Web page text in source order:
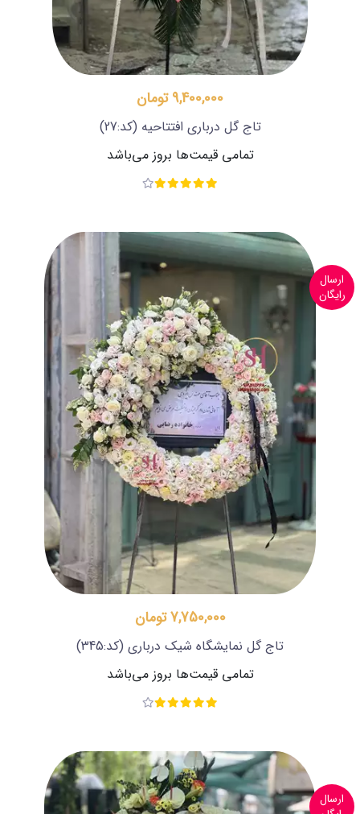
9,400,000 تومان
تاج گل درباری افتتاحیه (کد:27)
تمامی قیمت‌ها بروز می‌باشد
ارسال
رایگان
7,750,000 تومان
تاج گل نمایشگاه شیک درباری (کد:345)
تمامی قیمت‌ها بروز می‌باشد
ارسال